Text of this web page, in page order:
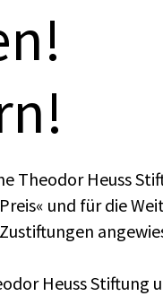
Theodor Heuss
und für die
Heuss Stiftung